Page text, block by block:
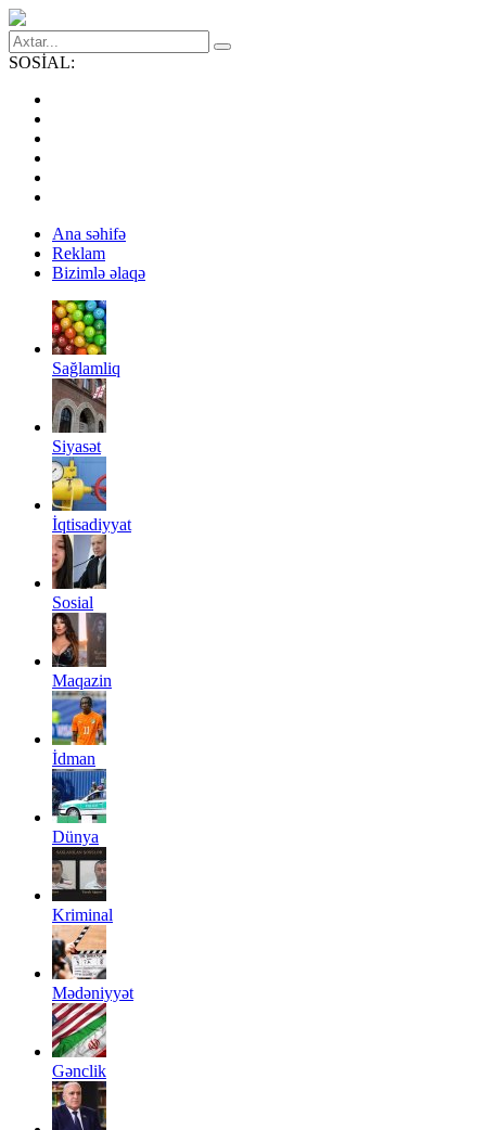
SOSİAL:
Ana səhifə
Reklam
Bizimlə əlaqə
Sağlamliq
Siyasət
İqtisadiyyat
Sosial
Maqazin
İdman
Dünya
Kriminal
Mədəniyyət
Gənclik